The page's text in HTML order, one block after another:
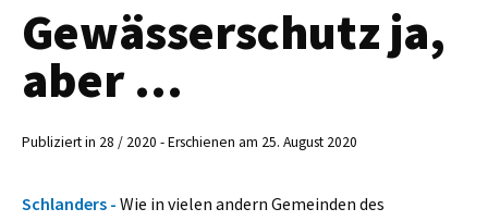
Gewässerschutz ja,
aber …
Publiziert in 28 / 2020 - Erschienen am 25. August 2020
Schlanders - Wie in vielen andern Gemeinden des